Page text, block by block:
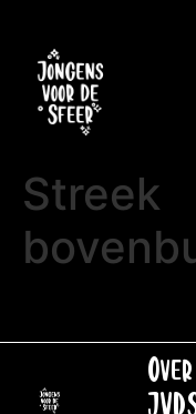
Streek
Over